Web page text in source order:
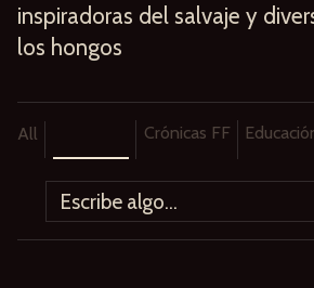
inspiradoras del salvaje y
los hongos
All Crónicas FF